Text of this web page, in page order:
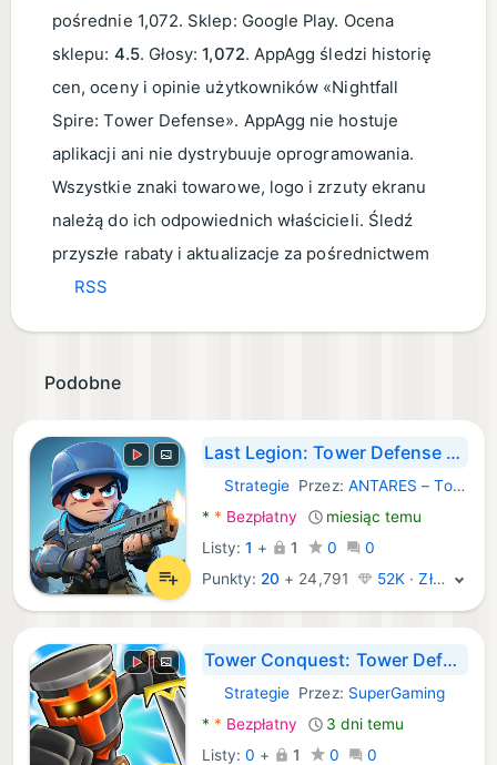
pośrednie 1,072. Sklep: Google Play. Ocena
sklepu: 4.5. Głosy:1,072. AppAgg śledzi historię
cen, oceny i opinie użytkowników «Nightfall
Spire: Tower Defense». AppAgg nie hostuje
aplikacji ani nie dystrybuuje oprogramowania.
Wszystkie znaki towarowe, logo i zrzuty ekranu
należą do ich odpowiednich właścicieli. Śledź
przyszłe rabaty i aktualizacje za pośrednictwem
RSS
Podobne
Last Legion: Tower Defense TD
Android Gry:
Strategie Przez: ANTARES – Tower Defense & Strategy Games
* * Bezpłatny
miesiąc temu
Listy: 1 + 1 0
0
Punkty: 20 + 24,791 52K · Złoto
Tower Conquest: Tower Defense
Android Gry:
Strategie Przez: SuperGaming
* * Bezpłatny
3 dni temu
Listy: 0 + 1 0
0